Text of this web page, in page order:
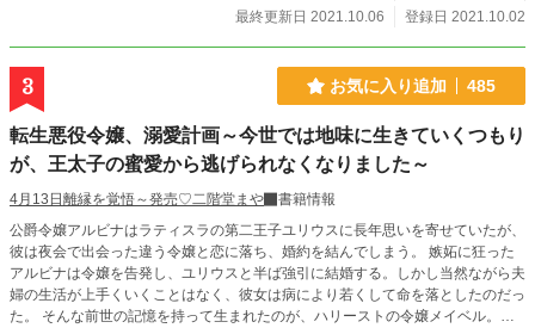
最終更新日 2021.10.06
登録日 2021.10.02
3 お気に入り追加 485
転生悪役令嬢、溺愛計画～今世では地味に生きていくつもり
が、王太子の蜜愛から逃げられなくなりました～
4月13日離縁を覚悟～発売♡二階堂まや
書籍情報
公爵令嬢アルビナはラティスラの第二王子ユリウスに長年思いを寄せていたが、
彼は夜会で出会った違う令嬢と恋に落ち、婚約を結んでしまう。 嫉妬に狂った
アルビナは令嬢を告発し、ユリウスと半ば強引に結婚する。しかし当然ながら夫
婦の生活が上手くいくことはなく、彼女は病により若くして命を落としたのだっ
た。 そんな前世の記憶を持って生まれたのが、ハリーストの令嬢メイベル。彼